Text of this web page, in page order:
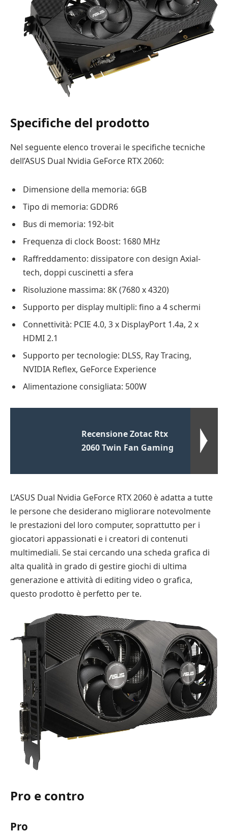
Specifiche del prodotto
Nel seguente elenco troverai le specifiche tecniche
dell’ASUS Dual Nvidia GeForce RTX 2060:
Dimensione della memoria: 6GB
Tipo di memoria: GDDR6
Bus di memoria: 192-bit
Frequenza di clock Boost: 1680 MHz
Raffreddamento: dissipatore con design Axial-
tech, doppi cuscinetti a sfera
Risoluzione massima: 8K (7680 x 4320)
Supporto per display multipli: fino a 4 schermi
Connettività: PCIE 4.0, 3 x DisplayPort 1.4a, 2 x
HDMI 2.1
Supporto per tecnologie: DLSS, Ray Tracing,
NVIDIA Reflex, GeForce Experience
Alimentazione consigliata: 500W
Recensione Zotac Rtx
2060 Twin Fan Gaming
L’ASUS Dual Nvidia GeForce RTX 2060 è adatta a tutte
le persone che desiderano migliorare notevolmente
le prestazioni del loro computer, soprattutto per i
giocatori appassionati e i creatori di contenuti
multimediali. Se stai cercando una scheda grafica di
alta qualità in grado di gestire giochi di ultima
generazione e attività di editing video o grafica,
questo prodotto è perfetto per te.
Pro e contro
Pro